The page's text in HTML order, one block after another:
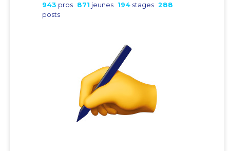
943 pros 871 jeunes 194 stages 288
posts